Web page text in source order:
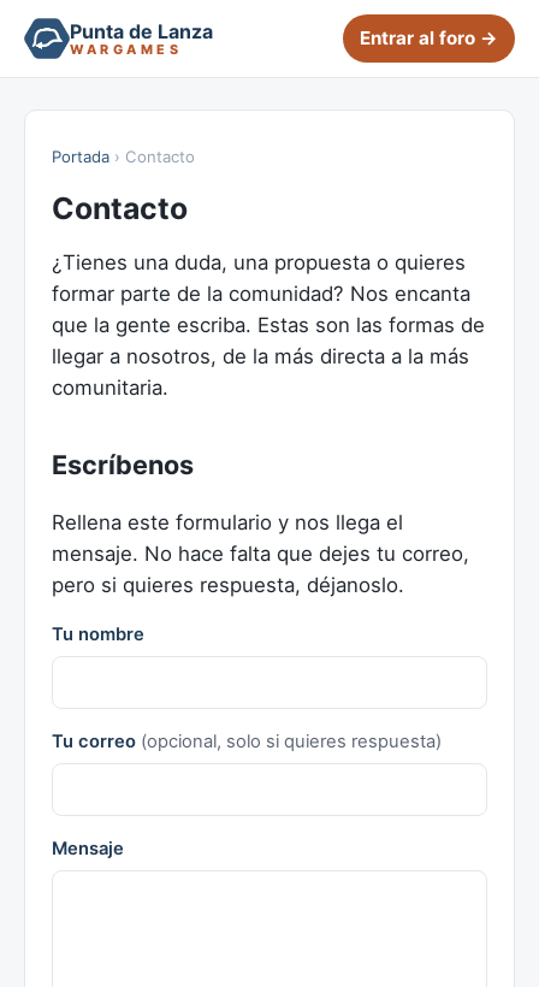
Punta de Lanza
WARGAMES Entrar al foro →
Portada › Contacto
Contacto
¿Tienes una duda, una propuesta o quieres
formar parte de la comunidad? Nos encanta
que la gente escriba. Estas son las formas de
llegar a nosotros, de la más directa a la más
comunitaria.
Escríbenos
Rellena este formulario y nos llega el
mensaje. No hace falta que dejes tu correo,
pero si quieres respuesta, déjanoslo.
Tu nombre
Tu correo (opcional, solo si quieres respuesta)
Mensaje